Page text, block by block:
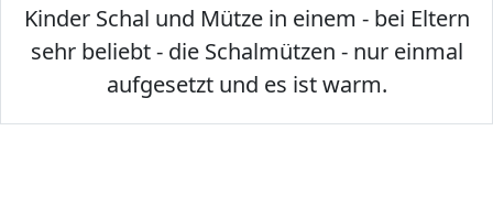
Kinder Schal und Mütze in einem - bei Eltern
sehr beliebt - die Schalmützen - nur einmal
aufgesetzt und es ist warm.